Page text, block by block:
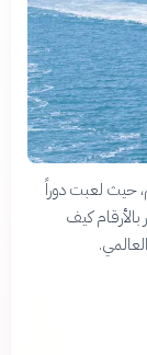
حيث لعبت دوراً
بالأرقام كيف